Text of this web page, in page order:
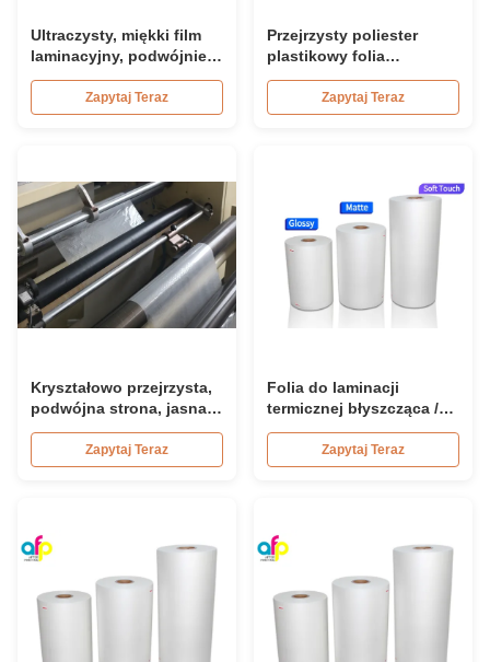
Ultraczysty, miękki film
laminacyjny, podwójnie
obszernik korony
Zapytaj Teraz
Przejrzysty poliester
plastikowy folia
laminująca cieplnie do
laminowania papieru
Zapytaj Teraz
Kryształowo przejrzysta,
podwójna strona, jasna,
miękka folia laminacyjna
termiczna BOPP
Zapytaj Teraz
Folia do laminacji
termicznej błyszcząca /
matowa, rolka 23 mikrony
25 mikronówZapytaj Teraz